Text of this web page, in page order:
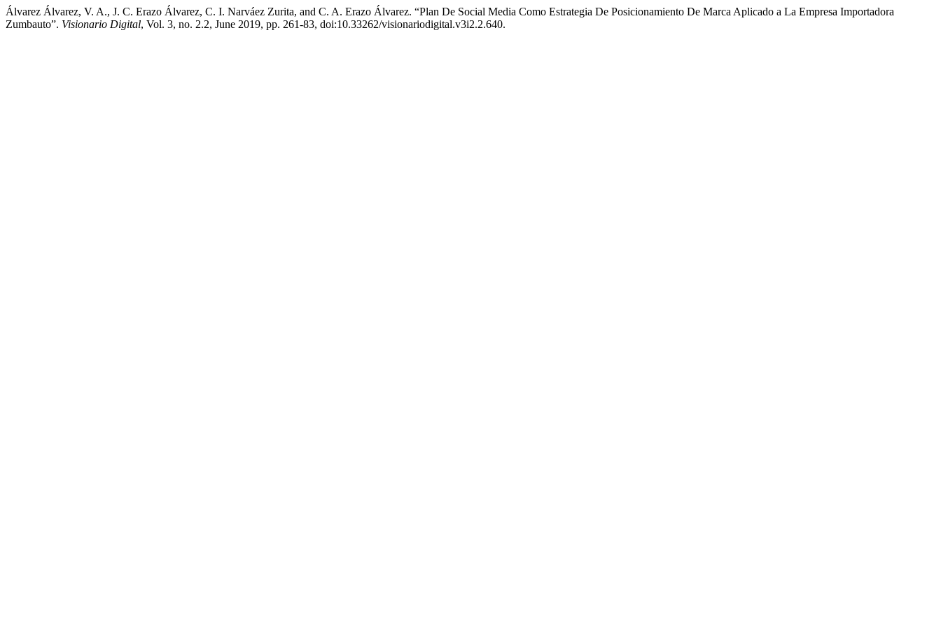
Álvarez Álvarez, V. A., J. C. Erazo Álvarez, C. I. Narváez Zurita, and C. A. Erazo Álvarez. “Plan De Social Media Como Estrategia De Posicionamiento De Marca Aplicado a La Empresa Importadora
Zumbauto”. Visionario Digital, Vol. 3, no. 2.2, June 2019, pp. 261-83, doi:10.33262/visionariodigital.v3i2.2.640.